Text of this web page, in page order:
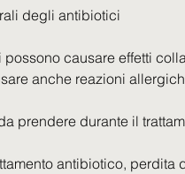
degli antibiotici
causare effetti
anche reazioni
prendere durante il
antibiotico, perdita